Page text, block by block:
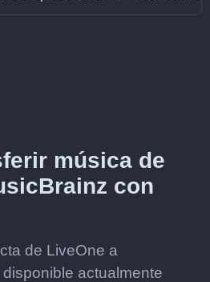
música de
con
de LiveOne a
actualmente